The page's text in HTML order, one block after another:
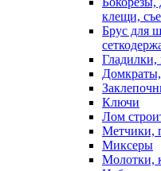
клещи,
Брус для
Ключи
Лом
Метчики,
Миксеры
Молотки,